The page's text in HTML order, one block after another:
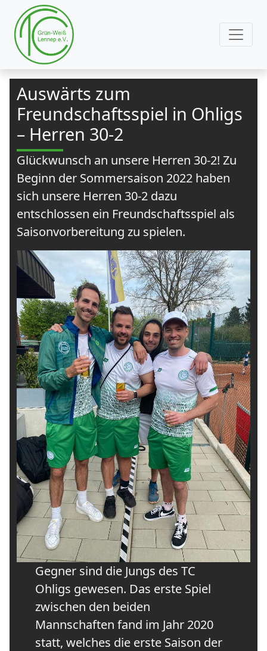
Auswärts zum
Freundschaftsspiel in Ohligs
– Herren 30-2
Glückwunsch an unsere Herren 30-2! Zu
Beginn der Sommersaison 2022 haben
sich unsere Herren 30-2 dazu
entschlossen ein Freundschaftsspiel als
Saisonvorbereitung zu spielen.
Gegner sind die Jungs des TC
Ohligs gewesen. Das erste Spiel
zwischen den beiden
Mannschaften fand im Jahr 2020
statt, welches die erste Saison der